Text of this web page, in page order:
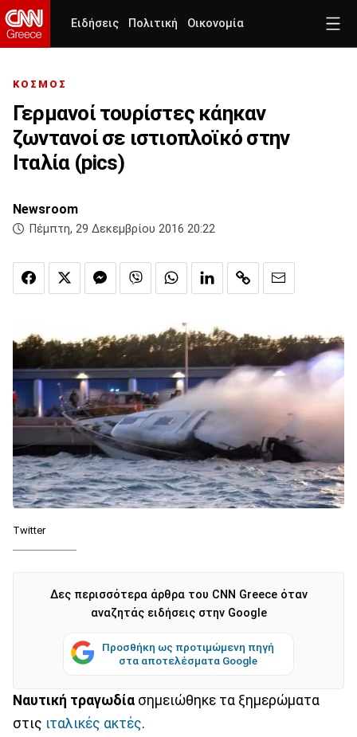
Ειδήσεις Πολιτική Οικονομία
ΚΟΣΜΟΣ
Γερμανοί τουρίστες κάηκαν
ζωντανοί σε ιστιοπλοϊκό στην
Ιταλία (pics)
Newsroom
Πέμπτη, 29 Δεκεμβρίου 2016 20:22
Twitter
Δες περισσότερα άρθρα του CNN Greece όταν
αναζητάς ειδήσεις στην Google
Προσθήκη ως προτιμώμενη πηγή
στα αποτελέσματα Google
Ναυτική τραγωδία σημειώθηκε τα ξημερώματα
στις ιταλικές ακτές.